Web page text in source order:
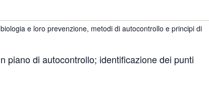
e loro prevenzione, metodi di autocontrollo e principi di
piano di autocontrollo; identificazione dei punti